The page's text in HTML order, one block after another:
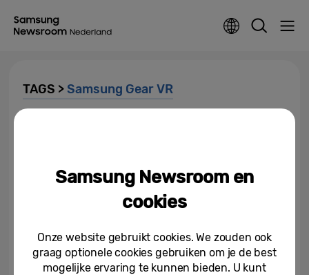
TAGS > Samsung Gear VR
21-07-2017
Samsung duidt vier
22-12-2015
Samsung Newsroom en
cookies
Onze website gebruikt cookies. We zouden ook
graag optionele cookies gebruiken om je de best
mogelijke ervaring te kunnen bieden. U kunt